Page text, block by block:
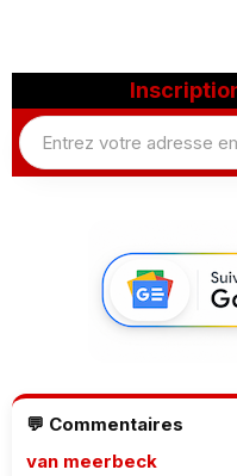
💬 Commentaires
van meerbeck